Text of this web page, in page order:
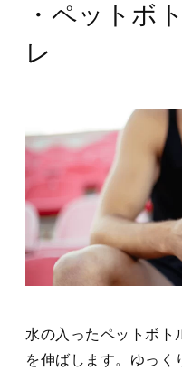
・ペットボ
レ
水の入ったペットボト
を伸ばします。ゆっく